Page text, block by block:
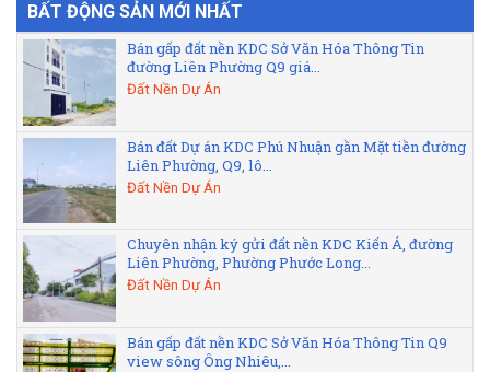
BẤT ĐỘNG SẢN MỚI NHẤT
Bán gấp đất nền KDC Sở Văn Hóa Thông Tin
đường Liên Phường Q9 giá...
Đất Nền Dự Án
Bán đất Dự án KDC Phú Nhuận gần Mặt tiền đường
Liên Phường, Q9, lô...
Đất Nền Dự Án
Chuyên nhận ký gửi đất nền KDC Kiến Á, đường
Liên Phường, Phường Phước Long...
Đất Nền Dự Án
Bán gấp đất nền KDC Sở Văn Hóa Thông Tin Q9
view sông Ông Nhiêu,...